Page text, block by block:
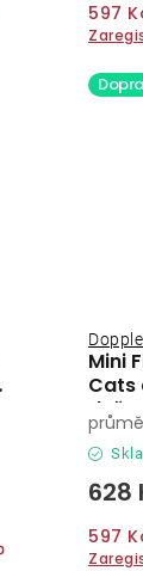
597
Mini
Cats
628
597